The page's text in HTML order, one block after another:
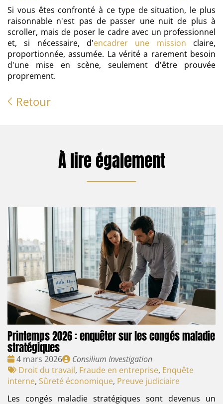
Si vous êtes confronté à ce type de situation, le plus
raisonnable n'est pas de passer une nuit de plus à
scroller, mais de poser le cadre avec un professionnel
et, si nécessaire, d'encadrer une mission claire,
proportionnée, assumée. La vérité a rarement besoin
d'une mise en scène, seulement d'être prouvée
proprement.
Retour
À lire également
Printemps 2026 : enquêter sur les congés maladie
stratégiques
Date
:
4 mars 2026
Publié
par
Consilium Investigation
Tags
:
Droit du travail, Fraude en entreprise, Enquête
interne, Sûreté économique, Preuve judiciaire
Les congés maladie stratégiques sont devenus un